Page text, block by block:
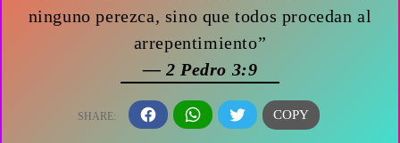
ninguno perezca, sino que todos procedan al
arrepentimiento”
— 2 Pedro 3:9